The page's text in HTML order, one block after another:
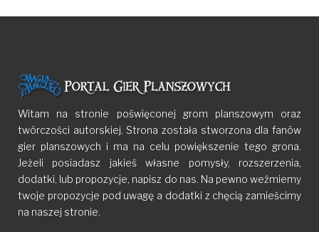
Witam na stronie poświęconej grom planszowym oraz
twórczości autorskiej. Strona została stworzona dla fanów
gier planszowych i ma na celu powiększenie tego grona.
Jeżeli posiadasz jakieś własne pomysły, rozszerzenia,
dodatki, lub propozycje, napisz do nas. Na pewno weźmiemy
twoje propozycje pod uwagę a dodatki z chęcią zamieścimy
na naszej stronie.